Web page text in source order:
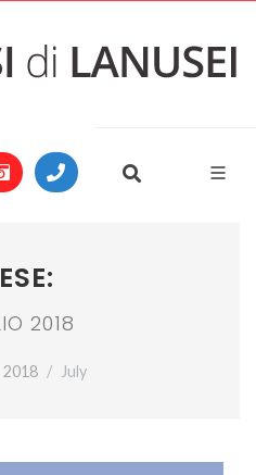
2018
2018 July